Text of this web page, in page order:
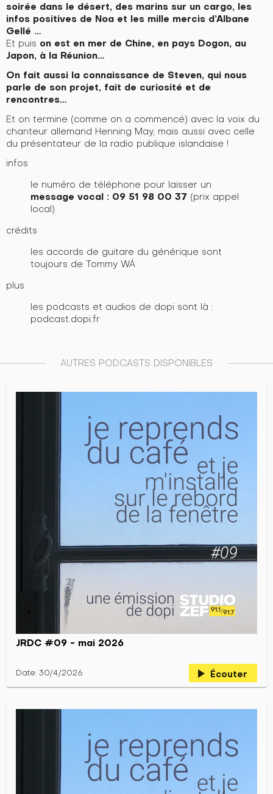
soirée dans le désert, des marins sur un cargo, les
infos positives de Noa et les mille mercis d’Albane
Gellé …
Et puis on est en mer de Chine, en pays Dogon, au
Japon, à la Réunion…
On fait aussi la connaissance de Steven, qui nous
parle de son projet, fait de curiosité et de
rencontres…
Et on termine (comme on a commencé) avec la voix du
chanteur allemand Henning May, mais aussi avec celle
du présentateur de la radio publique islandaise !
infos
le numéro de téléphone pour laisser un
message vocal : 09 51 98 00 37 (prix appel
local)
crédits
les accords de guitare du générique sont
toujours de Tommy WÁ
plus
les podcasts et audios de dopi sont là :
podcast.dopi.fr
AUTRES PODCASTS DISPONIBLES
JRDC #09 - mai 2026
Date: 30/4/2026 play_arrow Écouter